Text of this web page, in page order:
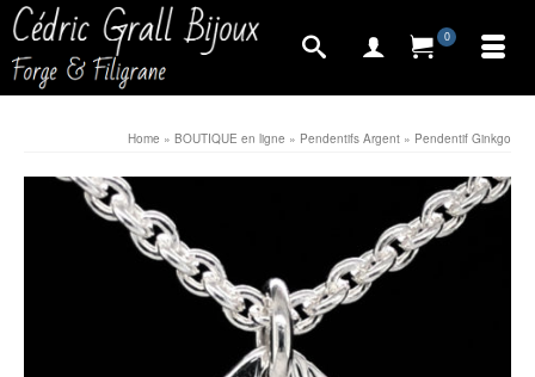
0
Home » BOUTIQUE en ligne » Pendentifs Argent » Pendentif Ginkgo